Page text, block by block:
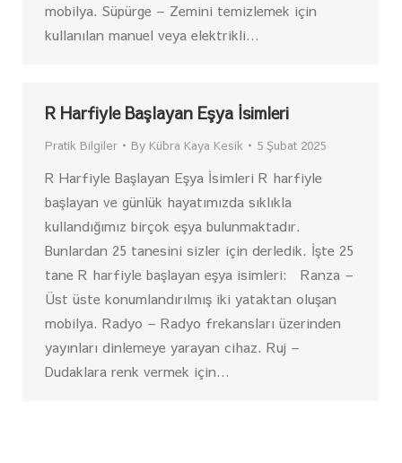
mobilya. Süpürge – Zemini temizlemek için
kullanılan manuel veya elektrikli…
R Harfiyle Başlayan Eşya İsimleri
Pratik Bilgiler By Kübra Kaya Kesik 5 Şubat 2025
R Harfiyle Başlayan Eşya İsimleri R harfiyle
başlayan ve günlük hayatımızda sıklıkla
kullandığımız birçok eşya bulunmaktadır.
Bunlardan 25 tanesini sizler için derledik. İşte 25
tane R harfiyle başlayan eşya isimleri: Ranza –
Üst üste konumlandırılmış iki yataktan oluşan
mobilya. Radyo – Radyo frekansları üzerinden
yayınları dinlemeye yarayan cihaz. Ruj –
Dudaklara renk vermek için…